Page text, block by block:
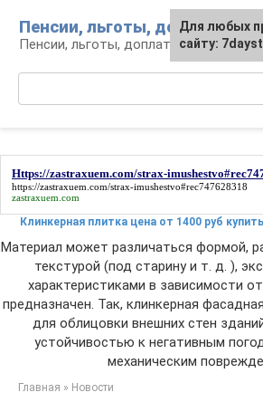
контенту
Пенсии, льготы, доплаты
Пенсии, льготы, доплаты: вопросы и
Https://zastraxuem.com/strax-
https://zastraxuem.com/strax-imushestvo#rec747628318
zastraxuem.com
Клинкерная плитка цена от 1400 руб
Материал может различаться формой,
текстурой (под старину и т. д. ),
характеристиками в зависимости
предназначен. Так, клинкерная фасадная
для облицовки внешних стен
устойчивостью к негативным
механическим
Главная » Новости
Для любых
сайту: